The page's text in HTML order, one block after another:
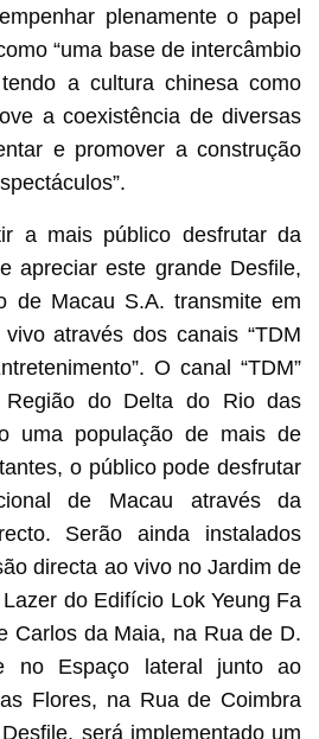
plenamente o papel
“uma base de intercâmbio
a cultura chinesa como
a coexistência de diversas
e promover a construção
a mais público desfrutar da
apreciar este grande Desfile,
de Macau S.A. transmite em
através dos canais “TDM
O canal “TDM”
Região do Delta do Rio das
uma população de mais de
o público pode desfrutar
de Macau através da
Serão ainda instalados
directa ao vivo no Jardim de
do Edifício Lok Yeung Fa
Carlos da Maia, na Rua de D.
no Espaço lateral junto ao
Flores, na Rua de Coimbra
será implementado um